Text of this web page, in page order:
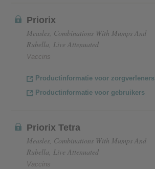
Priorix
Measles, Combinations With Mumps And
Rubella, Live Attenuated
Vaccins
Productinformatie voor zorgverleners
Productinformatie voor gebruikers
Priorix Tetra
Measles, Combinations With Mumps And
Rubella, Live Attenuated
Vaccins